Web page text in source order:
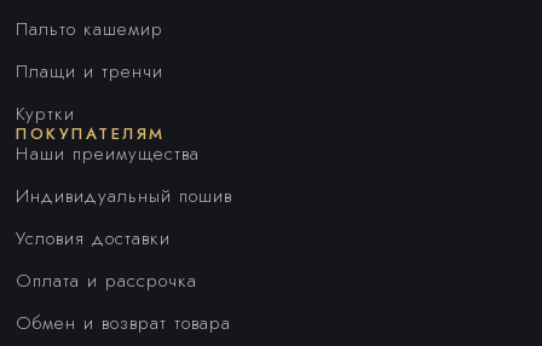
Пальто кашемир
Плащи и тренчи
Куртки
ПОКУПАТЕЛЯМ
Наши преимущества
Индивидуальный пошив
Условия доставки
Оплата и рассрочка
Обмен и возврат товара